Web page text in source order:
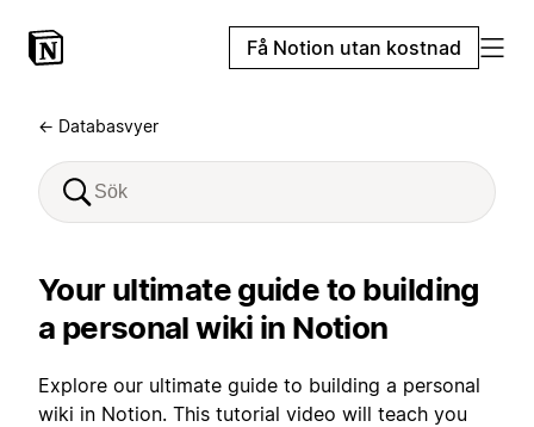
Få Notion utan kostnad
← Databasvyer
Your ultimate guide to building
a personal wiki in Notion
Explore our ultimate guide to building a personal
wiki in Notion. This tutorial video will teach you